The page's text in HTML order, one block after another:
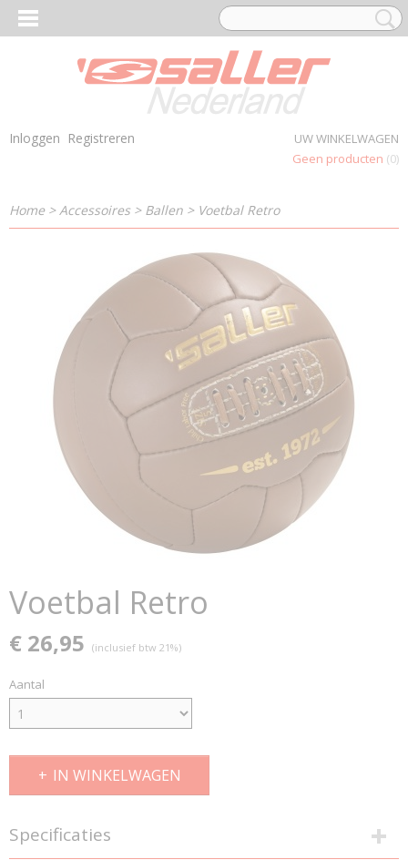
Inloggen Registreren
UW WINKELWAGEN
Geen producten (0)
Home> Accessoires > Ballen > Voetbal Retro
Voetbal Retro
€ 26,95 (inclusief btw 21%)
Aantal
IN WINKELWAGEN
Specificaties